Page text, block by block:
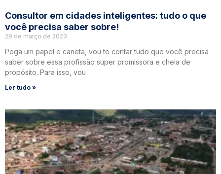
Consultor em cidades inteligentes: tudo o que
você precisa saber sobre!
29 de março de 2023
Pega um papel e caneta, vou te contar tudo que você precisa
saber sobre essa profissão super promissora e cheia de
propósito. Para isso, vou
Ler tudo »